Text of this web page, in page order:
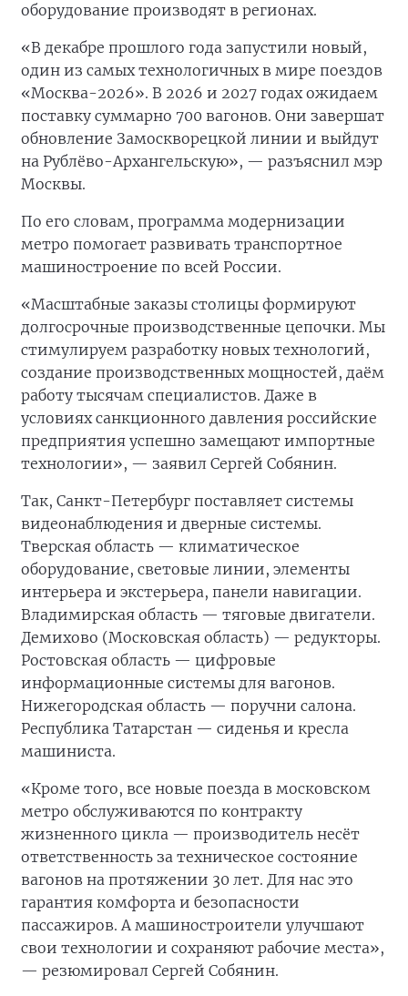
оборудование производят в регионах.
«В декабре прошлого года запустили новый,
один из самых технологичных в мире поездов
«Москва-2026». В 2026 и 2027 годах ожидаем
поставку суммарно 700 вагонов. Они завершат
обновление Замоскворецкой линии и выйдут
на Рублёво-Архангельскую», — разъяснил мэр
Москвы.
По его словам, программа модернизации
метро помогает развивать транспортное
машиностроение по всей России.
«Масштабные заказы столицы формируют
долгосрочные производственные цепочки. Мы
стимулируем разработку новых технологий,
создание производственных мощностей, даём
работу тысячам специалистов. Даже в
условиях санкционного давления российские
предприятия успешно замещают импортные
технологии», — заявил Сергей Собянин.
Так, Санкт-Петербург поставляет системы
видеонаблюдения и дверные системы.
Тверская область — климатическое
оборудование, световые линии, элементы
интерьера и экстерьера, панели навигации.
Владимирская область — тяговые двигатели.
Демихово (Московская область) — редукторы.
Ростовская область — цифровые
информационные системы для вагонов.
Нижегородская область — поручни салона.
Республика Татарстан — сиденья и кресла
машиниста.
«Кроме того, все новые поезда в московском
метро обслуживаются по контракту
жизненного цикла — производитель несёт
ответственность за техническое состояние
вагонов на протяжении 30 лет. Для нас это
гарантия комфорта и безопасности
пассажиров. А машиностроители улучшают
свои технологии и сохраняют рабочие места»,
— резюмировал Сергей Собянин.